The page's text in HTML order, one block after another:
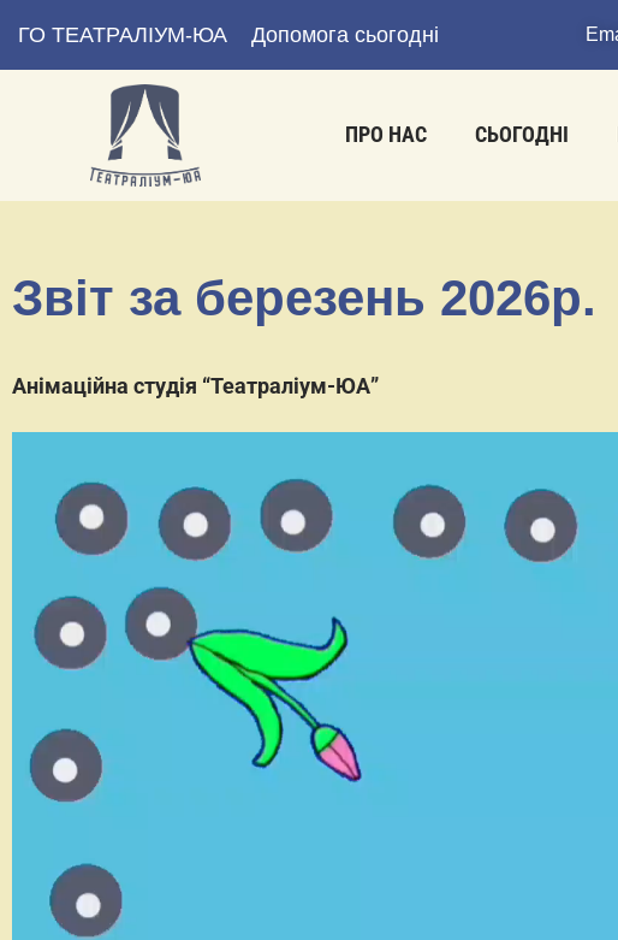
ГО ТЕАТРАЛІУМ-ЮА Допомога сьогодні
ПРО НАС СЬОГОДНІ
Звіт за березень 2026р.
Анімаційна студія “Театраліум-ЮА”